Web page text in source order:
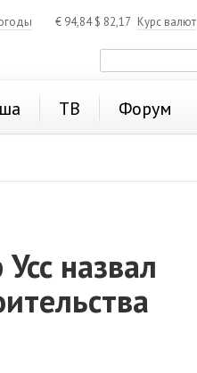
€ 94,84$ 82,17 Курс валют
ТВ Форум
назвал